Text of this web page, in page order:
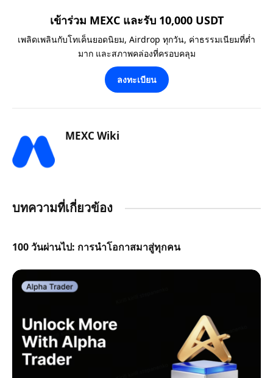
เข้าร่วม MEXC และรับ 10,000 USDT
เพลิดเพลินกับโทเค็นยอดนิยม, Airdrop ทุกวัน, ค่าธรรมเนียมที่ต่ำ
มาก และสภาพคล่องที่ครอบคลุม
ลงทะเบียน
MEXC Wiki
บทความที่เกี่ยวข้อง
100 วันผ่านไป: การนำโอกาสมาสู่ทุกคน